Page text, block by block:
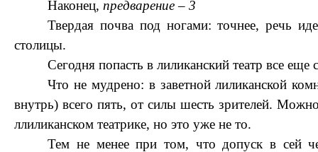
Наконец, предварение – 3
Твердая почва под ногами: точнее, речь
столицы.
Сегодня попасть в лиликанский театр все
Что не мудрено: в заветной лиликанской
внутрь) всего пять, от силы шесть зрителей.
ллиликанском театрике, но это уже не то.
Тем не менее при том, что допуск в сей